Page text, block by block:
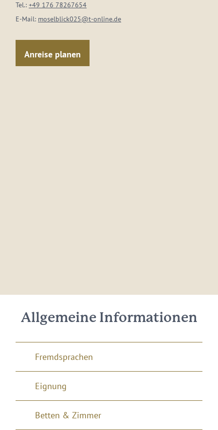
Tel.: +49 176 78267654
E-Mail: moselblick025@t-online.de
Anreise planen
Allgemeine Informationen
Fremdsprachen
Eignung
Betten & Zimmer